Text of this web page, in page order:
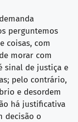
perguntemos
coisas, com
morar com
sinal de justiça e
pelo contrário,
e desordem
há justificativa
decisão o